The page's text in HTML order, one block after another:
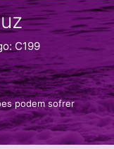
C199
podem sofrer